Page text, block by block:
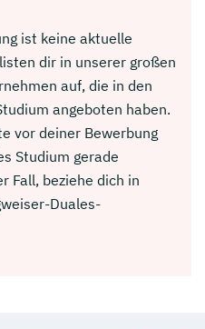
ist keine aktuelle
dir in unserer großen
auf, die in den
angeboten haben.
vor deiner Bewerbung
Studium gerade
Fall, beziehe dich in
Duales-